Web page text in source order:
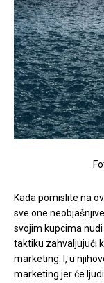
Kada pomislite na
sve one
svojim kupcima
taktiku zahvaljujući
marketing. I, u
marketing jer će